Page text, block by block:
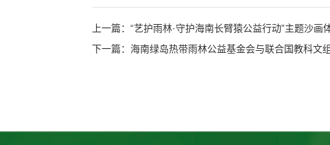
上一篇：“艺护雨林·守护海南长臂猿公益行动”主题